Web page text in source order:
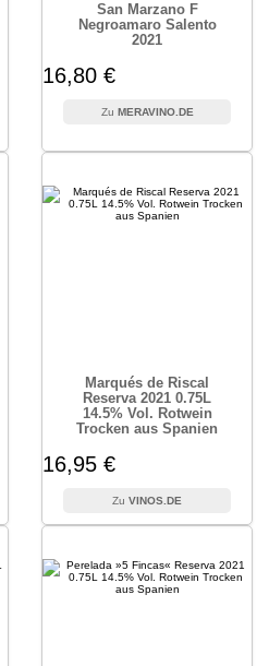
San Marzano F
Negroamaro Salento
2021
16,80 €
MERAVINO.DE
Marqués de Riscal
Reserva 2021 0.75L
14.5% Vol. Rotwein
Trocken aus Spanien
16,95 €
VINOS.DE